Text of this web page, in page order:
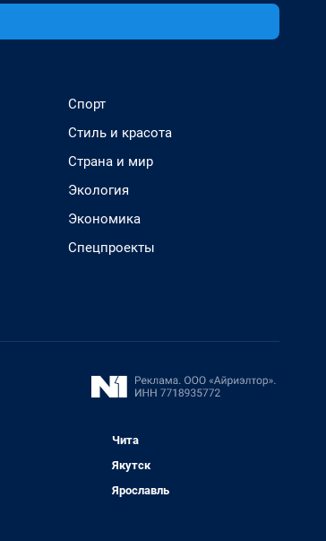
Спорт
Стиль и красота
Страна и мир
Экология
Экономика
Спецпроекты
Чита
Якутск
Ярославль